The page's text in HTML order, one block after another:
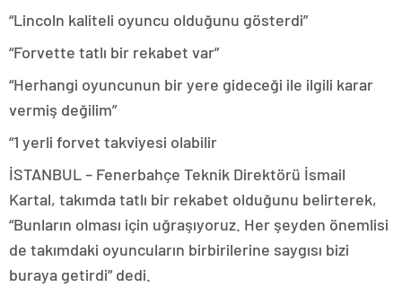
“Lincoln kaliteli oyuncu olduğunu gösterdi”
“Forvette tatlı bir rekabet var”
“Herhangi oyuncunun bir yere gideceği ile ilgili karar
vermiş değilim”
“1 yerli forvet takviyesi olabilir
İSTANBUL – Fenerbahçe Teknik Direktörü İsmail
Kartal, takımda tatlı bir rekabet olduğunu belirterek,
“Bunların olması için uğraşıyoruz. Her şeyden önemlisi
de takımdaki oyuncuların birbirilerine saygısı bizi
buraya getirdi” dedi.